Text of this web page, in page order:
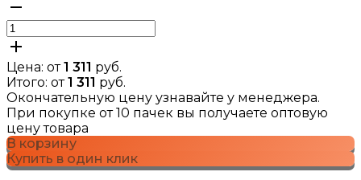
Цена: от1 311 руб.
Итого: от1 311 руб.
Окончательную цену узнавайте у менеджера.
При покупке от 10 пачек вы получаете оптовую
цену товара
В корзину
Купить в один клик